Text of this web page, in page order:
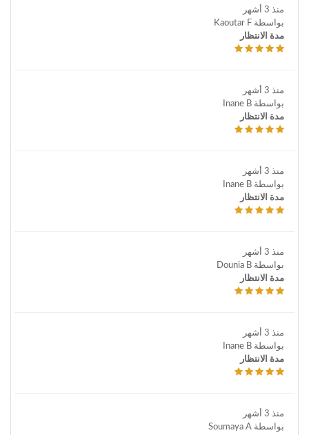
منذ 3 أشهر
بواسطة Kaoutar F
مدة الانتظار
منذ 3 أشهر
بواسطة Inane B
مدة الانتظار
منذ 3 أشهر
بواسطة Inane B
مدة الانتظار
منذ 3 أشهر
بواسطة Dounia B
مدة الانتظار
منذ 3 أشهر
بواسطة Inane B
مدة الانتظار
منذ 3 أشهر
بواسطة Soumaya A